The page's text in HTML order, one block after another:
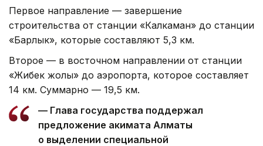
Первое направление — завершение
строительства от станции «Калкаман» до станции
«Барлык», которые составляют 5,3 км.
Второе — в восточном направлении от станции
«Жибек жолы» до аэропорта, которое составляет
14 км. Суммарно — 19,5 км.
— Глава государства поддержал
предложение акимата Алматы
о выделении специальной